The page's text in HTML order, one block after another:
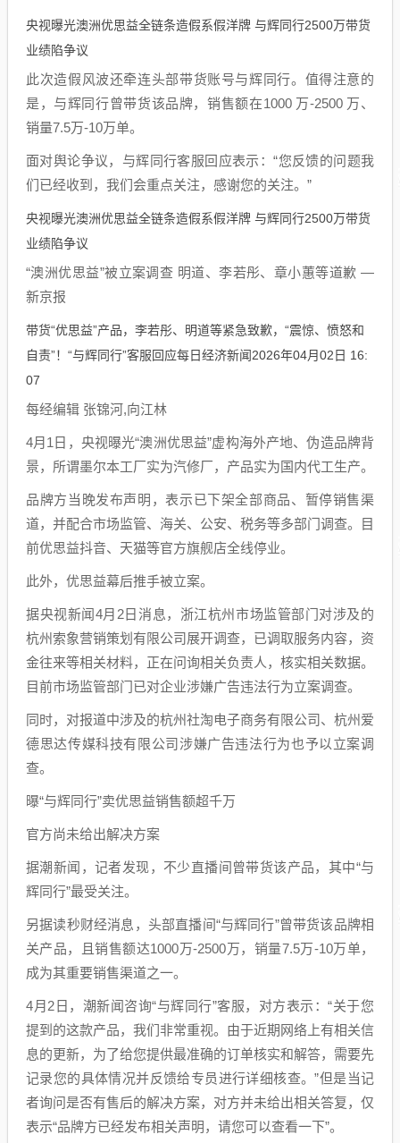
央视曝光澳洲优思益全链条造假系假洋牌 与辉同行2500万带货
业绩陷争议
此次造假风波还牵连头部带货账号与辉同行。值得注意的
是，与辉同行曾带货该品牌，销售额在1000 万-2500 万、
销量7.5万-10万单。
面对舆论争议，与辉同行客服回应表示：“您反馈的问题我
们已经收到，我们会重点关注，感谢您的关注。”
央视曝光澳洲优思益全链条造假系假洋牌 与辉同行2500万带货
业绩陷争议
“澳洲优思益”被立案调查 明道、李若彤、章小蕙等道歉 —
新京报
带货“优思益”产品，李若彤、明道等紧急致歉，“震惊、愤怒和
自责”！“与辉同行”客服回应每日经济新闻2026年04月02日 16:
07
每经编辑 张锦河,向江林
4月1日，央视曝光“澳洲优思益”虚构海外产地、伪造品牌背
景，所谓墨尔本工厂实为汽修厂，产品实为国内代工生产。
品牌方当晚发布声明，表示已下架全部商品、暂停销售渠
道，并配合市场监管、海关、公安、税务等多部门调查。目
前优思益抖音、天猫等官方旗舰店全线停业。
此外，优思益幕后推手被立案。
据央视新闻4月2日消息，浙江杭州市场监管部门对涉及的
杭州索象营销策划有限公司展开调查，已调取服务内容，资
金往来等相关材料，正在问询相关负责人，核实相关数据。
目前市场监管部门已对企业涉嫌广告违法行为立案调查。
同时，对报道中涉及的杭州社淘电子商务有限公司、杭州爱
德思达传媒科技有限公司涉嫌广告违法行为也予以立案调
查。
曝“与辉同行”卖优思益销售额超千万
官方尚未给出解决方案
据潮新闻，记者发现，不少直播间曾带货该产品，其中“与
辉同行”最受关注。
另据读秒财经消息，头部直播间“与辉同行”曾带货该品牌相
关产品，且销售额达1000万-2500万，销量7.5万-10万单，
成为其重要销售渠道之一。
4月2日，潮新闻咨询“与辉同行”客服，对方表示：“关于您
提到的这款产品，我们非常重视。由于近期网络上有相关信
息的更新，为了给您提供最准确的订单核实和解答，需要先
记录您的具体情况并反馈给专员进行详细核查。”但是当记
者询问是否有售后的解决方案，对方并未给出相关答复，仅
表示“品牌方已经发布相关声明，请您可以查看一下”。